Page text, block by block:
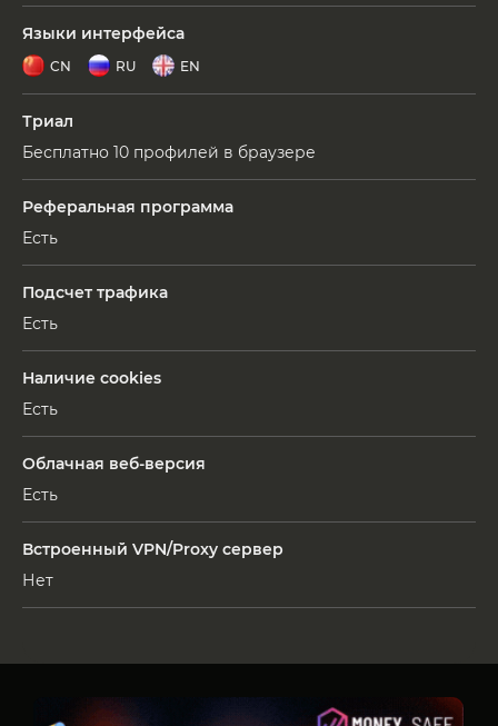
Языки интерфейса
CN RU EN
Триал
Бесплатно 10 профилей в браузере
Реферальная программа
Есть
Подсчет трафика
Есть
Наличие cookies
Есть
Облачная веб-версия
Есть
Встроенный VPN/Proxy сервер
Нет